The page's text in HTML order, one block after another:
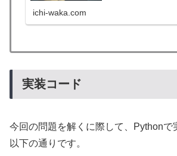
ichi-waka.com
実装コード
今回の問題を解くに際して、Pythonで
以下の通りです。